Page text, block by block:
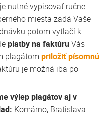
nutné vypisovať ručne
miesta zadá Vaše
potom vytlačí k
platby na faktúruVás
plagátom priložiť písomnú
je možná iba po
výlep plagátov aj v
Komárno, Bratislava.